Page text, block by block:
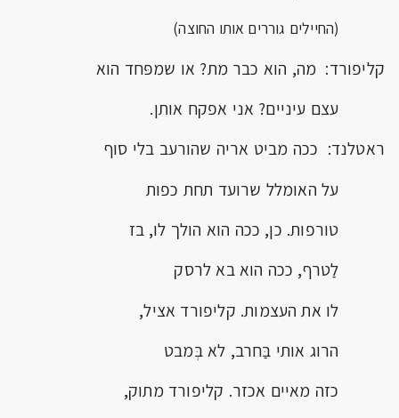
(החיילים גוררים אותו החוצה)
קליפורד: מה, הוא כבר מת? או שמפּחד הוא
עצם עיניים? אני אפקח אותן.
ראטלנד: ככה מביט אריה שהורעב בלי סוף
על האומלל שרועד תחת כפות
טורפות. כן, ככה הוא הולך לו, בז
לַטרף, ככה הוא בא לרסק
לו את העצמות. קליפורד אציל,
הרוג אותי בַּחרב, לא בְּמבט
כזה מאיים אכזר. קליפורד מתוק,